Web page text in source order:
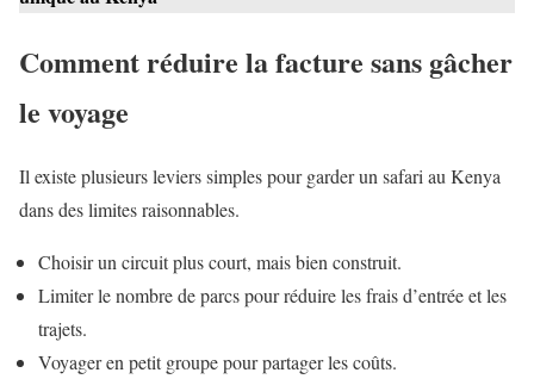
Comment réduire la facture sans gâcher
le voyage
Il existe plusieurs leviers simples pour garder un safari au Kenya
dans des limites raisonnables.
Choisir un circuit plus court, mais bien construit.
Limiter le nombre de parcs pour réduire les frais d’entrée et les
trajets.
Voyager en petit groupe pour partager les coûts.